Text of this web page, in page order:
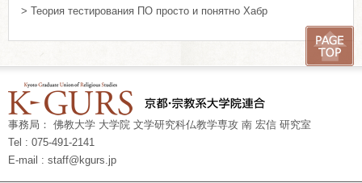
> Теория тестирования ПО просто и понятно Хабр
事務局： 佛教大学 大学院 文学研究科仏教学専攻 南 宏信 研究室
Tel : 075-491-2141
E-mail : staff@kgurs.jp